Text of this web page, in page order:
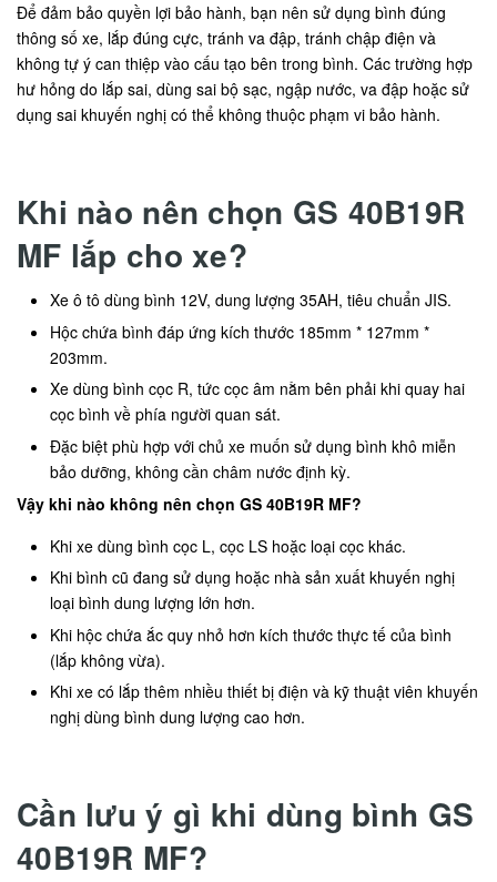
Để đảm bảo quyền lợi bảo hành, bạn nên sử dụng bình đúng
thông số xe, lắp đúng cực, tránh va đập, tránh chập điện và
không tự ý can thiệp vào cấu tạo bên trong bình. Các trường hợp
hư hỏng do lắp sai, dùng sai bộ sạc, ngập nước, va đập hoặc sử
dụng sai khuyến nghị có thể không thuộc phạm vi bảo hành.
Khi nào nên chọn GS 40B19R
MF lắp cho xe?
Xe ô tô dùng bình 12V, dung lượng 35AH, tiêu chuẩn JIS.
Hộc chứa bình đáp ứng kích thước 185mm * 127mm *
203mm.
Xe dùng bình cọc R, tức cọc âm nằm bên phải khi quay hai
cọc bình về phía người quan sát.
Đặc biệt phù hợp với chủ xe muốn sử dụng bình khô miễn
bảo dưỡng, không cần châm nước định kỳ.
Vậy khi nào không nên chọn GS 40B19R MF?
Khi xe dùng bình cọc L, cọc LS hoặc loại cọc khác.
Khi bình cũ đang sử dụng hoặc nhà sản xuất khuyến nghị
loại bình dung lượng lớn hơn.
Khi hộc chứa ắc quy nhỏ hơn kích thước thực tế của bình
(lắp không vừa).
Khi xe có lắp thêm nhiều thiết bị điện và kỹ thuật viên khuyến
nghị dùng bình dung lượng cao hơn.
Cần lưu ý gì khi dùng bình GS
40B19R MF?